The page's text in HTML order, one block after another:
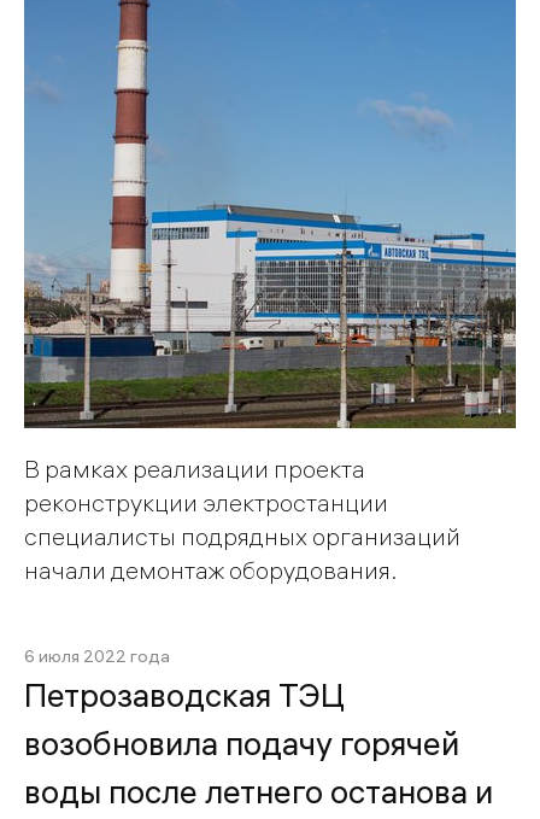
В рамках реализации проекта
реконструкции электростанции
специалисты подрядных организаций
начали демонтаж оборудования.
6 июля 2022 года
Петрозаводская ТЭЦ
возобновила подачу горячей
воды после летнего останова и